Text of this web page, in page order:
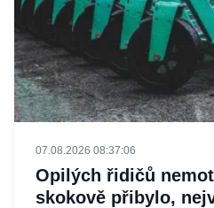
07.08.2026 08:37:06
Opilých řidičů
skokově přibylo,